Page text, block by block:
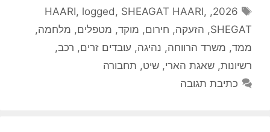
תגיות
2026
,
HAARI, logged, SHEAGAT HAARI,
SHEGAT
, הזעקה, חירום, מוקד, מטפלים, מלחמה,
ממד, משרד הרווחה, נהיגה, עובדים זרים, רכב,
רשיונות, שאגת הארי, שיט, תחבורה
כתיבת תגובה